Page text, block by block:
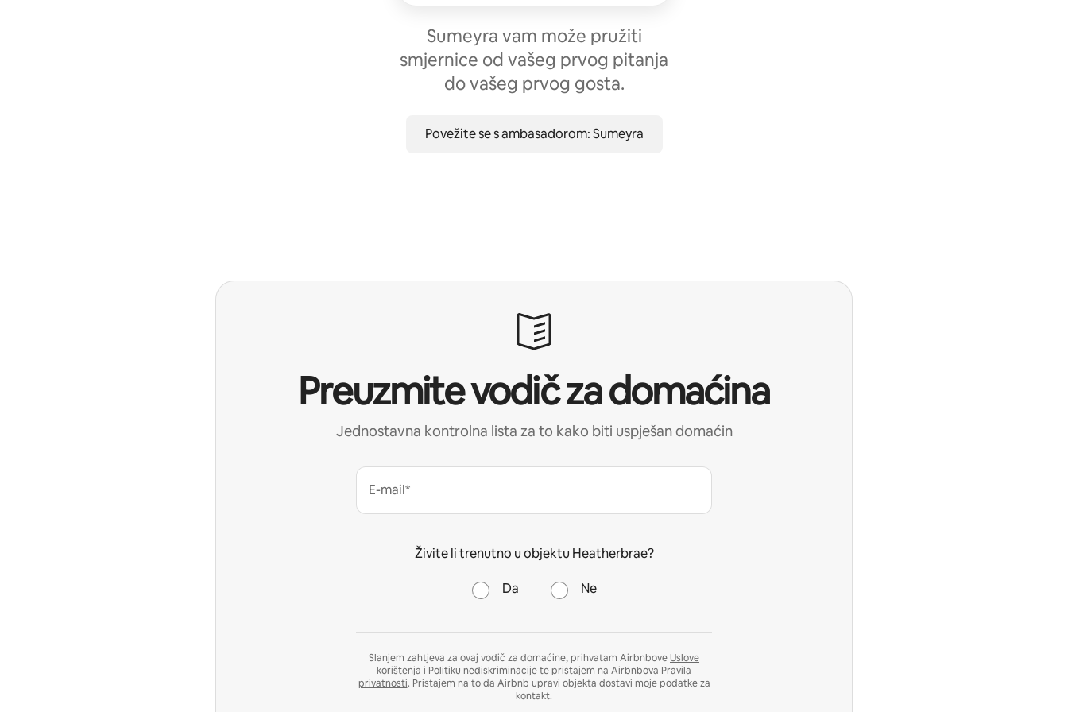
Sumeyra vam može pružiti
smjernice od vašeg prvog pitanja
do vašeg prvog gosta.
Povežite se s ambasadorom: Sumeyra
Preuzmite vodič za domaćina
Jednostavna kontrolna lista za to kako biti uspješan domaćin
E-mail*
Živite li trenutno u objektu Heatherbrae?
Da Ne
Slanjem zahtjeva za ovaj vodič za domaćine, prihvatam AirbnboveUslove
korištenja i Politiku nediskriminacijete pristajem na Airbnbova Pravila
privatnosti. Pristajem na to da Airbnb upravi objekta dostavi moje podatke za
kontakt.